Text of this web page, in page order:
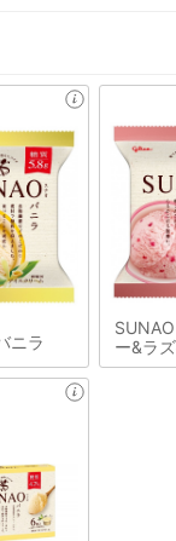
ニラ
ー&ラ